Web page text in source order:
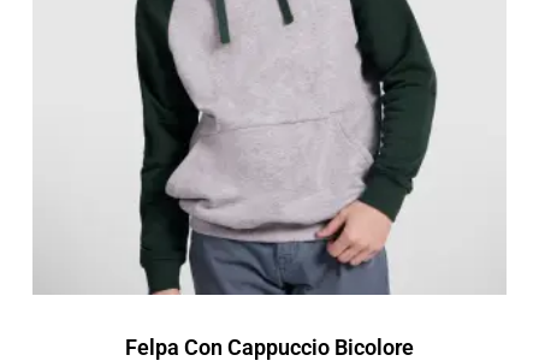
Felpa Con Cappuccio Bicolore